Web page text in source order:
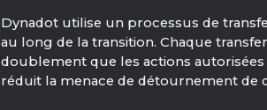
Dynadot utilise un processus de
au long de la transition. Chaque
doublement que les actions
réduit la menace de détournement de